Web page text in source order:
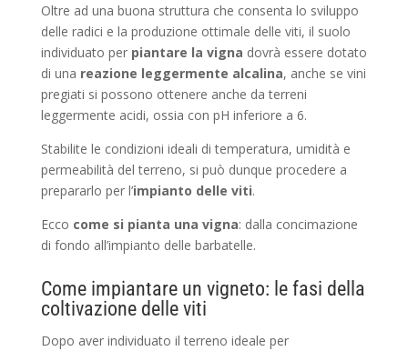
Oltre ad una buona struttura che consenta lo sviluppo
delle radici e la produzione ottimale delle viti, il suolo
individuato per piantare la vigna dovrà essere dotato
di una reazione leggermente alcalina, anche se vini
pregiati si possono ottenere anche da terreni
leggermente acidi, ossia con pH inferiore a 6.
Stabilite le condizioni ideali di temperatura, umidità e
permeabilità del terreno, si può dunque procedere a
prepararlo per l’impianto delle viti.
Ecco come si pianta una vigna: dalla concimazione
di fondo all’impianto delle barbatelle.
Come impiantare un vigneto: le fasi della
coltivazione delle viti
Dopo aver individuato il terreno ideale per